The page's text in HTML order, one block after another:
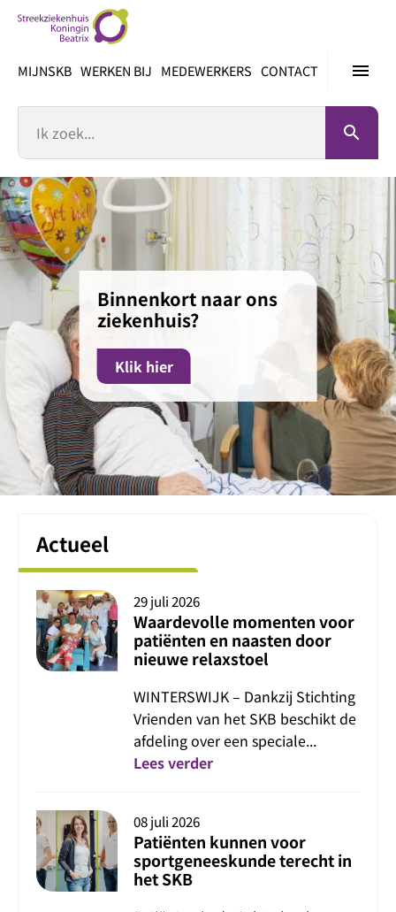
inhoud
menu
MIJNSKB WERKEN BIJ MEDEWERKERS CONTACT
search
Binnenkort naar ons
ziekenhuis?
Klik hier
Actueel
29 juli 2026
Waardevolle momenten voor
patiënten en naasten door
nieuwe relaxstoel
WINTERSWIJK – Dankzij Stichting
Vrienden van het SKB beschikt de
afdeling over een speciale...
Lees verder
08 juli 2026
Patiënten kunnen voor
sportgeneeskunde terecht in
het SKB